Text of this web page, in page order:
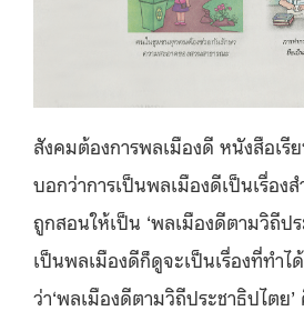
สังคมต้องการพลเมืองดี หนังสือเรี
บอกว่าการเป็นพลเมืองดีเป็นเรื่อง
ถูกสอนให้เป็น ‘พลเมืองดีตามวิถีปร
เป็นพลเมืองดีก็ดูจะเป็นเรื่องที่ทำ
ว่า‘พลเมืองดีตามวิถีประชาธิปไตย